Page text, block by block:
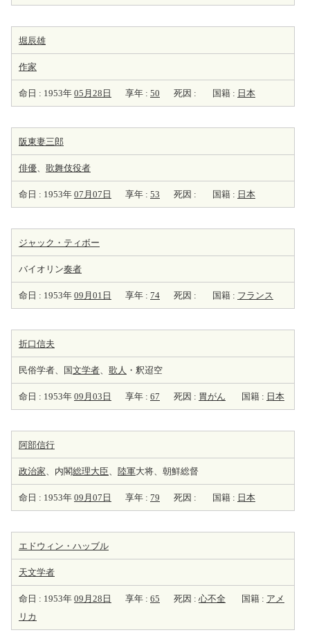
堀辰雄
作家
命日 : 1953年 05月28日 享年 : 50 死因 : 国籍 : 日本
阪東妻三郎
俳優、 歌舞伎役者
命日 : 1953年 07月07日 享年 : 53 死因 : 国籍 : 日本
ジャック・ティボー
バイオリン奏者
命日 : 1953年 09月01日 享年 : 74 死因 : 国籍 : フランス
折口信夫
民俗学者、国文学者、 歌人 ・釈迢空
命日 : 1953年 09月03日 享年 : 67 死因 : 胃がん 国籍 : 日本
阿部信行
政治家、内閣総理大臣、 陸軍大将、朝鮮総督
命日 : 1953年 09月07日 享年 : 79 死因 : 国籍 : 日本
エドウィン・ハッブル
天文学者
命日 : 1953年 09月28日 享年 : 65 死因 : 心不全 国籍 : アメ
リカ